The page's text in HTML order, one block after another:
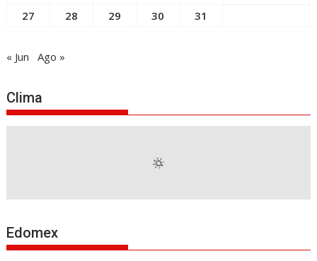
27
28 29 30 31
« Jun Ago »
Clima
Edomex